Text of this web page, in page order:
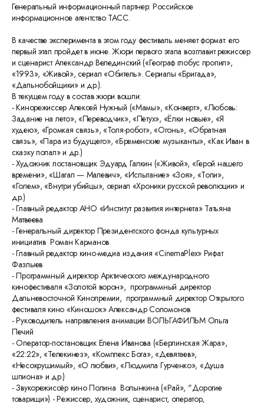
Генеральный информационный партнер: Российское
информационное агентство ТАСС.
В качестве эксперимента в этом году фестиваль меняет формат: его
первый этап пройдет в июне. Жюри первого этапа возглавит режиссер
и сценарист Александр Велединский («Географ глобус пропил»,
«1993», «Живой», сериал «Обитель». Сериалы «Бригада»,
«Дальнобойщики» и др.).
В текущем году в состав жюри вошли:
- Кинорежиссер Алексей Нужный («Мамы», «Конверт», «Любовь:
Задание на лето», «Переводчик», «Петух», «Ёлки новые», «Я
худею», «Громкая связь», «Толя-робот», «Огонь», «Обратная
связь», «Пара из будущего», «Бременские музыканты», «Как Иван в
сказку попал» и др.)
- Художник постановщик Эдуард Галкин («Живой», «Герой нашего
времени», «Шагал — Малевич», «Испытание» «Зоя», «Топи»,
«Голем», «Внутри убийцы», сериал «Хроники русской революции» и
др.)
- Главный редактор АНО «Институт развития интернета» Татьяна
Матвеева
- Генеральный директор Президентского фонда культурных
инициатив Роман Карманов
- Главный редактор кино-медиа издания «CinemaPlex» Рифат
Фазлыев
- Программный директор Арктического международного
кинофестиваля «Золотой ворон», программный директор
Дальневосточной Кинопремии, программный директор Открытого
фестиваля кино «Киношок» Александр Соломонов
- Руководитель направления анимации ВОЛЬГАФИЛЬМ Ольга
Печий
- Оператор-постановщик Елена Иванова («Берлинская Жара»,
«22:22», «Телекинез», «Комплекс Бога», «Девятаев»,
«Несокрушимый», «О любви», «Людмила Гурченко», «Душа
шпиона» и др.)
- Звукорежиссёр кино Полина Волынкина («Рай», "Дорогие
товарищи») - Режиссер, художник, сценарист, оператор,